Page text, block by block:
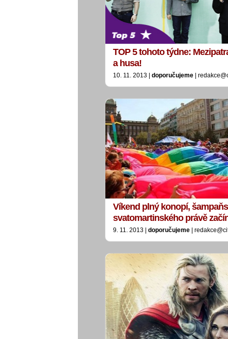
TOP 5 tohoto týdne:
a husa!
10. 11. 2013 | doporučujeme |
Víkend plný konopí,
svatomartinského právě
9. 11. 2013 | doporučujeme |